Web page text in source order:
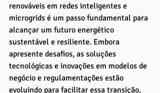
renováveis em redes inteligentes e
microgrids é um passo fundamental para
alcançar um futuro energético
sustentável e resiliente. Embora
apresente desafios, as soluções
tecnológicas e inovações em modelos de
negócio e regulamentações estão
evoluindo para facilitar essa transição,